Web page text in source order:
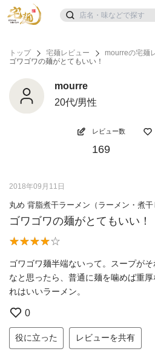
トップ 宅麺レビュー
mourreの宅麺
ゴワゴワの麺がとてもいい！
mourre
20代/男性
レビュー数
169
2018年09月11日
丸め 背脂煮干ラーメン（ラーメン・煮干
ゴワゴワの麺がとてもいい！
ゴワゴワ麺半端ないって。スープが
なと思ったら、普通に麺を噛めば重
れはいいラーメン。
0
役に立った レビューを共有